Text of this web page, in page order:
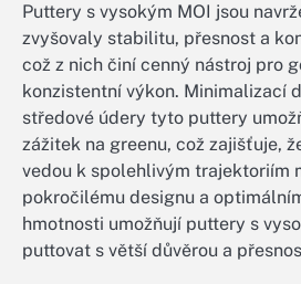
Puttery s vysokým MOI jsou
zvyšovaly stabilitu, přesnost a
což z nich činí cenný nástroj pro
konzistentní výkon. Minimalizací
středové údery tyto puttery
zážitek na greenu, což zajišťuje,
vedou k spolehlivým trajektoriím
pokročilému designu a
hmotnosti umožňují puttery s
puttovat s větší důvěrou a